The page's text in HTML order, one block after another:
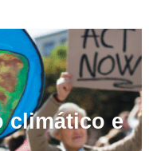
climático e